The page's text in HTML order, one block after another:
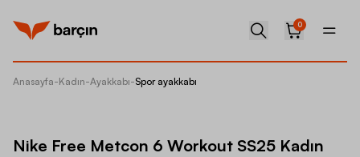
0
Anasayfa-Kadın-Ayakkabı-Spor ayakkabı
Nike Free Metcon 6 Workout SS25 Kadın